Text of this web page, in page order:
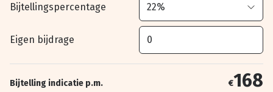
Bijtellingspercentage
Eigen bijdrage
Bijtelling indicatie p.m. €168